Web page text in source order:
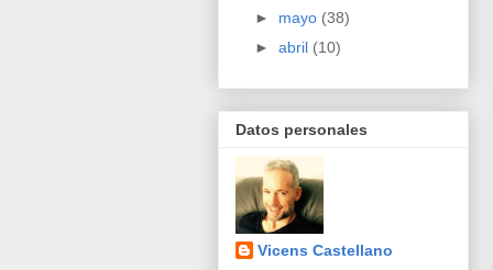
► mayo (38)
► abril (10)
Datos personales
Vicens Castellano